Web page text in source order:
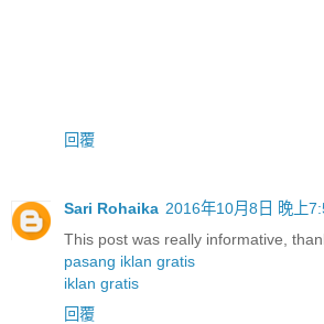
回覆
Sari Rohaika 2016年10月8日 晚上
This post was really informative,
pasang iklan gratis
iklan gratis
回覆